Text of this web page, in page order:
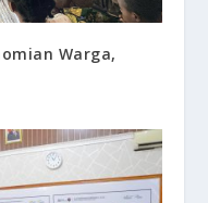
Warga,